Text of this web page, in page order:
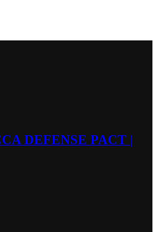
DEFENSE PACT |